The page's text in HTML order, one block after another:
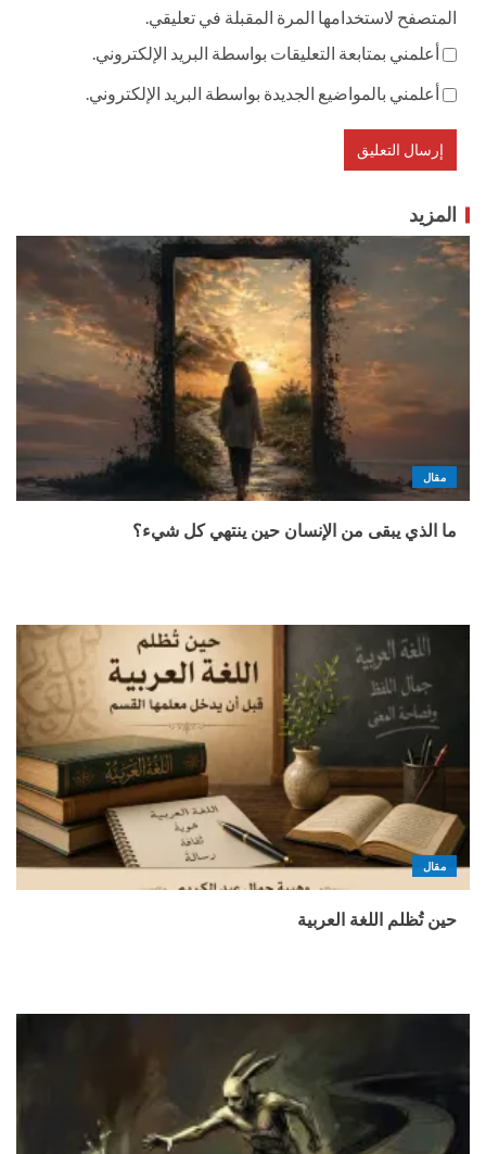
المتصفح لاستخدامها المرة المقبلة في تعليقي.
أعلمني بمتابعة التعليقات بواسطة البريد الإلكتروني.
أعلمني بالمواضيع الجديدة بواسطة البريد الإلكتروني.
المزيد
مقال
ما الذي يبقى من الإنسان حين ينتهي كل شيء؟
مقال
حين تُظلم اللغة العربية